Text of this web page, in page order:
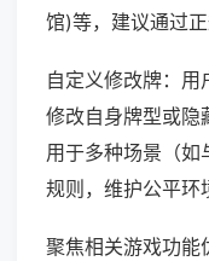
馆)等，建议通过
自定义修改牌：用
修改自身牌型或隐
用于多种场景（如
规则，维护公平环
聚焦相关游戏功能